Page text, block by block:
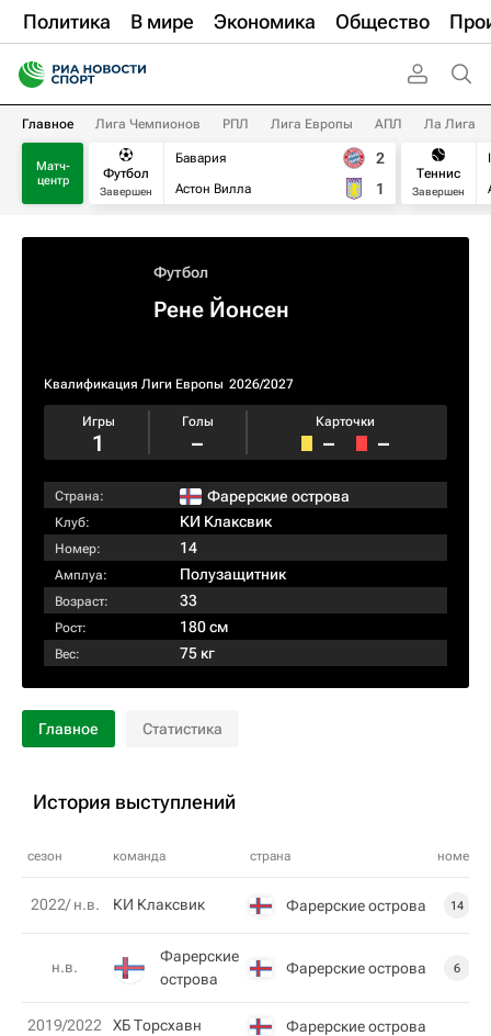
Политика В мире Экономика Общество
Главное Лига Чемпионов РПЛ Лига Европы АПЛ Ла Лига
Матч-
центр
Футбол
Завершен
Бавария
Астон Вилла
2
1
Теннис
Завершен
Футбол
Рене Йонсен
Квалификация Лиги Европы 2026/2027
Игры
1
Голы
–
Карточки
– –
Страна: Фарерские острова
Клуб: КИ Клаксвик
Номер: 14
Амплуа: Полузащитник
Возраст: 33
Рост: 180 см
Вес: 75 кг
Главное Статистика
История выступлений
сезон команда страна номер
2022/ н.в. КИ Клаксвик Фарерские острова 14
н.в.
Фарерские
острова
Фарерские острова 6
2019/2022 ХБ Торсхавн Фарерские острова